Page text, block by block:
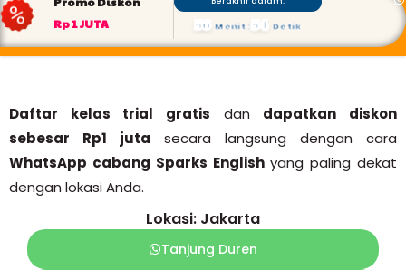
Rp 1 JUTA
56 Menit: 52 Detik
Daftar kelas trial gratis dan dapatkan diskon
sebesar Rp1 juta secara langsung dengan cara
WhatsApp cabang Sparks Englishyang paling dekat
dengan lokasi Anda.
Lokasi: Jakarta
Tanjung Duren